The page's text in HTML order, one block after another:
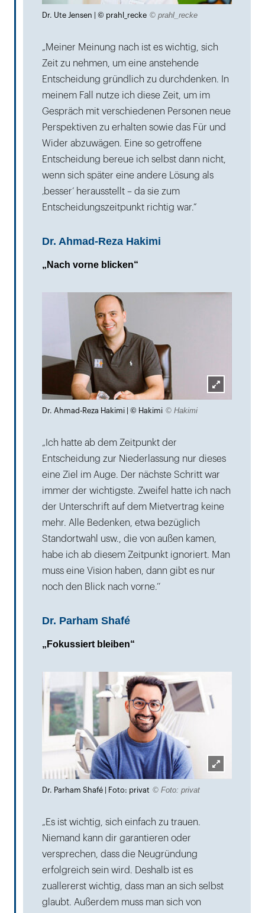
Lightbox
Dr. Ute Jensen | © prahl_recke © prahl_recke
„Meiner Meinung nach ist es wichtig, sich
Zeit zu nehmen, um eine anstehende
Entscheidung gründlich zu durchdenken. In
meinem Fall nutze ich diese Zeit, um im
Gespräch mit verschiedenen Personen neue
Perspektiven zu erhalten sowie das Für und
Wider abzuwägen. Eine so getroffene
Entscheidung bereue ich selbst dann nicht,
wenn sich später eine andere Lösung als
‚besser‘ herausstellt – da sie zum
Entscheidungszeitpunkt richtig war.“
Dr. Ahmad-Reza Hakimi
„Nach vorne blicken“
Lightbox
Dr. Ahmad-Reza Hakimi | © Hakimi © Hakimi
„Ich hatte ab dem Zeitpunkt der
Entscheidung zur Niederlassung nur dieses
eine Ziel im Auge. Der nächste Schritt war
immer der wichtigste. Zweifel hatte ich nach
der Unterschrift auf dem Mietvertrag keine
mehr. Alle Bedenken, etwa bezüglich
Standortwahl usw., die von außen kamen,
habe ich ab diesem Zeitpunkt ignoriert. Man
muss eine Vision haben, dann gibt es nur
noch den Blick nach vorne.‘‘
Dr. Parham Shafé
„Fokussiert bleiben“
Lightbox
Dr. Parham Shafé | Foto: privat © Foto: privat
„Es ist wichtig, sich einfach zu trauen.
Niemand kann dir garantieren oder
versprechen, dass die Neugründung
erfolgreich sein wird. Deshalb ist es
zuallererst wichtig, dass man an sich selbst
glaubt. Außerdem muss man sich von